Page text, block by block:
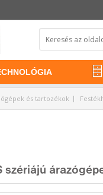
és tartozékok
szériájú